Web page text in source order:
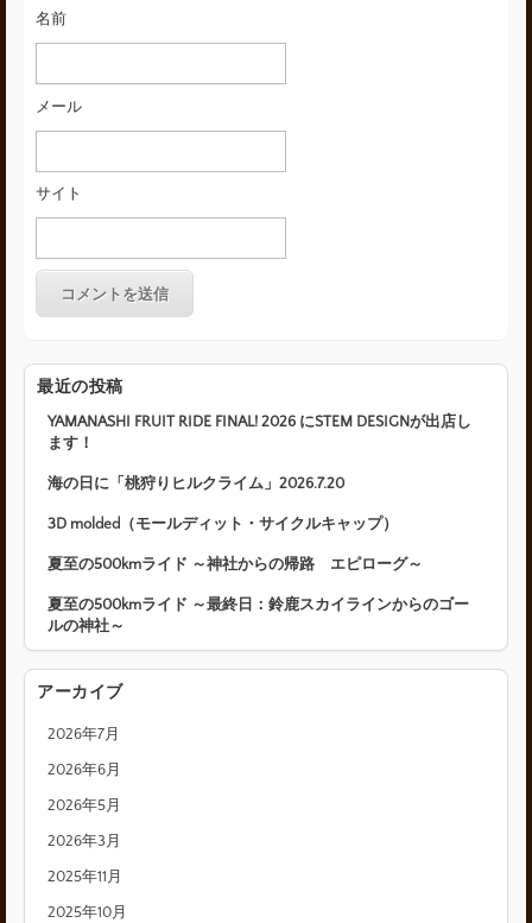
名前
メール
サイト
最近の投稿
YAMANASHI FRUIT RIDE FINAL! 2026 にSTEM DESIGNが出店し
ます！
海の日に「桃狩りヒルクライム」2026.7.20
3D molded（モールディット・サイクルキャップ）
夏至の500kmライド ～神社からの帰路 エピローグ～
夏至の500kmライド ～最終日：鈴鹿スカイラインからのゴー
ルの神社～
アーカイブ
2026年7月
2026年6月
2026年5月
2026年3月
2025年11月
2025年10月